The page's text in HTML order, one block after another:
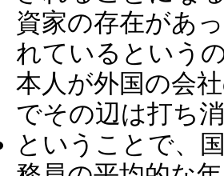
資家の存在があ
れているという
本人が外国の会
でその辺は打ち
ということで、